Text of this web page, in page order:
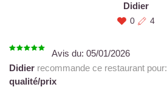
Didier
0 4
Avis du: 05/01/2026
Didier recommande ce restaurant pour:
qualité/prix